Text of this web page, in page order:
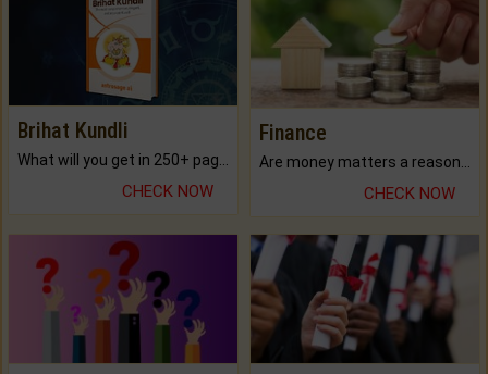
Brihat Kundli
CHECK NOW
Finance
CHECK NOW